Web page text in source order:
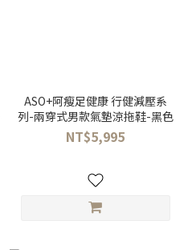
ASO+阿瘦足健康 行健減壓系
列-兩穿式男款氣墊涼拖鞋-黑色
NT$5,995